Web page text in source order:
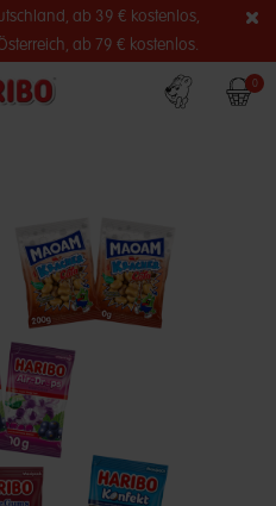
ab 39 € kostenlos,
ab 79 € kostenlos.
Konto 0